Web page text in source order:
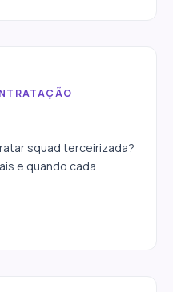
entre time
squad terceirizada?
e quando cada